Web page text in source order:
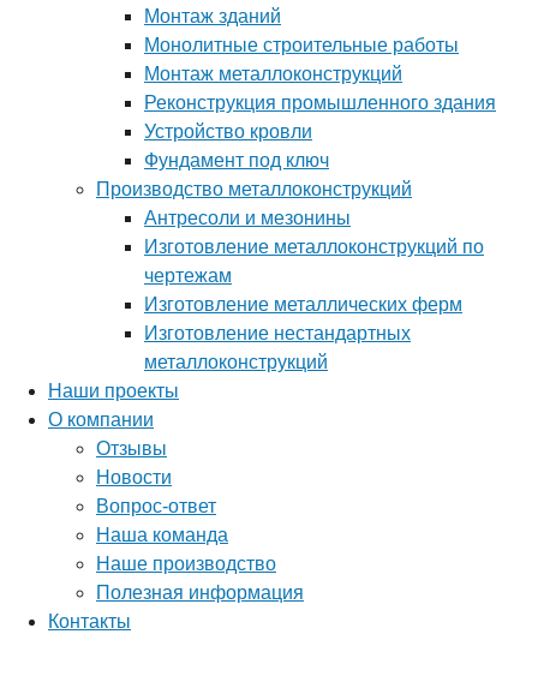
Монтаж зданий
Монолитные строительные работы
Монтаж металлоконструкций
Реконструкция промышленного здания
Устройство кровли
Фундамент под ключ
Производство металлоконструкций
Антресоли и мезонины
Изготовление металлоконструкций по
чертежам
Изготовление металлических ферм
Изготовление нестандартных
металлоконструкций
Наши проекты
О компании
Отзывы
Новости
Вопрос-ответ
Наша команда
Наше производство
Полезная информация
Контакты